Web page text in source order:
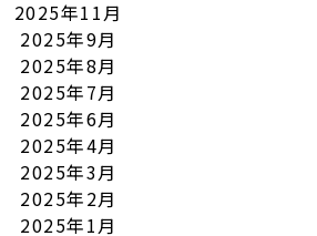
2025年11月
2025年9月
2025年8月
2025年7月
2025年6月
2025年4月
2025年3月
2025年2月
2025年1月